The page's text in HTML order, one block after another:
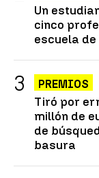
Un
cinco
escuela
PREMIOS
Tiró por
millón de
de
basura